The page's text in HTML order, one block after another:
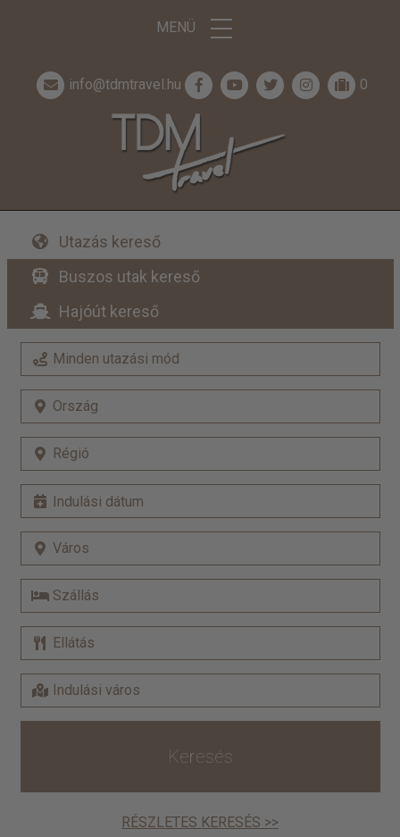
MENÜ
info@tdmtravel.hu 0
Utazás kereső
Buszos utak kereső
Hajóút kereső
Keresés
RÉSZLETES KERESÉS >>